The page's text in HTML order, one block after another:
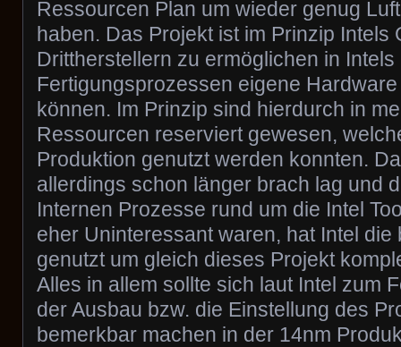
Ressourcen Plan um wieder genug
haben. Das Projekt ist im Prinzip Intels
Drittherstellern zu ermöglichen in
Fertigungsprozessen eigene
können. Im Prinzip sind hierdurch in
Ressourcen reserviert gewesen,
Produktion genutzt werden konnten.
allerdings schon länger brach lag und
Internen Prozesse rund um die Intel
eher Uninteressant waren, hat Intel die
genutzt um gleich dieses Projekt
Alles in allem sollte sich laut Intel zum
der Ausbau bzw. die Einstellung des
bemerkbar machen in der 14nm